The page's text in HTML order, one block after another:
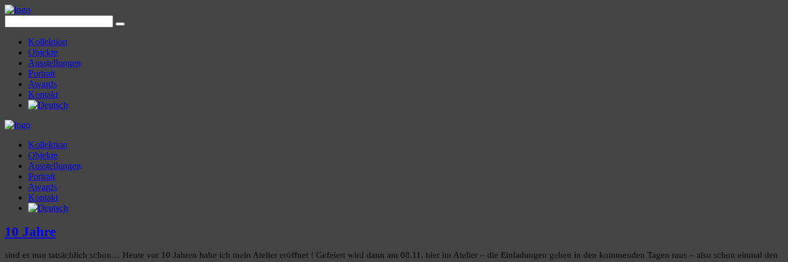
Kollektion
Objekte
Ausstellungen
Portrait
Awards
Kontakt
Kollektion
Objekte
Ausstellungen
Portrait
Awards
Kontakt
10 Jahre
sind es nun tatsächlich schon… Heute vor 10 Jahren habe ich mein Atelier eröffnet ! Gefeiert wird dann am 08.11. hier im Atelier – die Einladungen gehen in den kommenden Tagen raus – also schon einmal den